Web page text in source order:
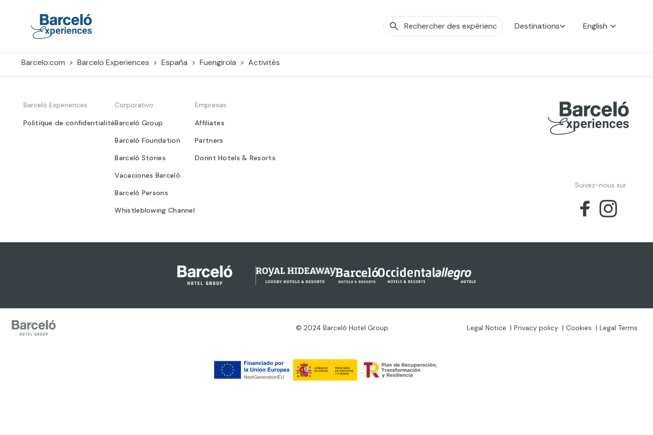
Destinations English
Barcelo.com Barcelo Experiences España Fuengirola Activités
Barceló Experiences
Politique de confidentialité
Corporativo
Barceló Group
Barceló Foundation
Barceló Stories
Vacaciones Barceló
Barceló Persons
Whistleblowing Channel
Empresas
Affiliates
Partners
Dorint Hotels & Resorts
Suivez-nous sur :
© 2024 Barceló Hotel Group Legal Notice Privacy policy Cookies Legal Terms